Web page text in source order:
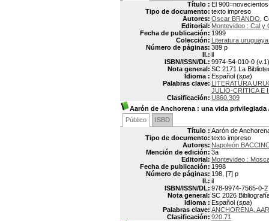
Título : El 900=novecientos
Tipo de documento: texto impreso
Autores: Oscar BRANDO ,
Editorial: Montevideo : Cal y
Fecha de publicación: 1999
Colección: Literatura
Número de páginas: 389 p
Il.: il
ISBN/ISSN/DL: 9974-54-010-0 (v.1)
Nota general: SC 2171 La
Idioma : Español (spa)
Palabras clave: LITERATURA
JULIO-CRITICA E
Clasificación: U860.309
Aarón de Anchorena : una vida privilegiada
Público
ISBD
Título : Aarón de
Tipo de documento: texto impreso
Autores: Napoleón
Mención de edición: 3a
Editorial: Montevideo :
Fecha de publicación: 1998
Número de páginas: 198, [7] p
Il.: il
ISBN/ISSN/DL: 978-9974-7565-0-2
Nota general: SC 2026
Idioma : Español (spa)
Palabras clave: ANCHORENA,
Clasificación: 920.71